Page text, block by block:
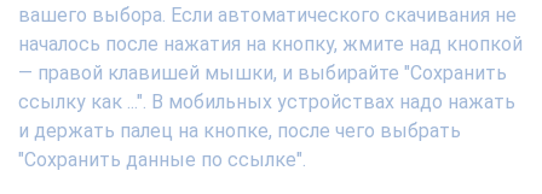
вашего выбора. Если автоматического скачивания не
началось после нажатия на кнопку, жмите над кнопкой
— правой клавишей мышки, и выбирайте "Сохранить
ссылку как ...". В мобильных устройствах надо нажать
и держать палец на кнопке, после чего выбрать
"Сохранить данные по ссылке".